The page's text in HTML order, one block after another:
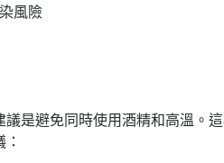
風險
是避免同時使用酒精和高溫。